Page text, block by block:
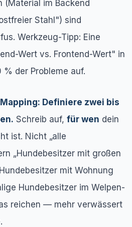
(Material im Backend
Stahl") sind
Werkzeug-Tipp: Eine
Wert vs. Frontend-Wert" in
der Probleme auf.
Definiere zwei bis
Schreib auf, für wen dein
ist. Nicht „alle
„Hundebesitzer mit großen
mit Wohnung
Hundebesitzer im Welpen-
reichen — mehr verwässert